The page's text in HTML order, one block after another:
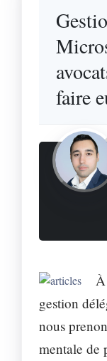
faire
gestion
nous
mentale de